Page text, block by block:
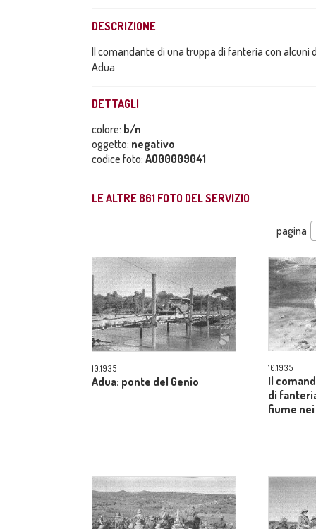
DESCRIZIONE
Il comandante di una truppa di fanteria con
Adua
DETTAGLI
colore: b/n
oggetto: negativo
codice foto: AO00009041
LE ALTRE 861 FOTO DEL SERVIZIO
pagina
10.1935
Adua: ponte del Genio
10.1935
Il
di
fiume